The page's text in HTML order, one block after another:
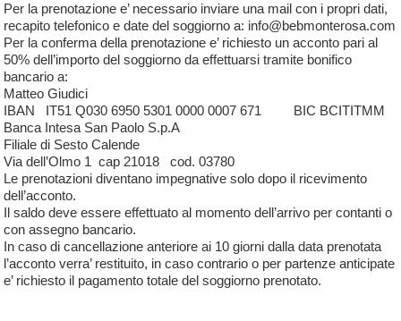
Per la prenotazione e’ necessario inviare una mail con i propri dati,
recapito telefonico e date del soggiorno a: info@bebmonterosa.com
Per la conferma della prenotazione e’ richiesto un acconto pari al
50% dell’importo del soggiorno da effettuarsi tramite bonifico
bancario a:
Matteo Giudici
IBAN IT51 Q030 6950 5301 0000 0007 671 BIC BCITITMM
Banca Intesa San Paolo S.p.A
Filiale di Sesto Calende
Via dell’Olmo 1 cap 21018 cod. 03780
Le prenotazioni diventano impegnative solo dopo il ricevimento
dell’acconto.
Il saldo deve essere effettuato al momento dell’arrivo per contanti o
con assegno bancario.
In caso di cancellazione anteriore ai 10 giorni dalla data prenotata
l’acconto verra’ restituito, in caso contrario o per partenze anticipate
e’ richiesto il pagamento totale del soggiorno prenotato.